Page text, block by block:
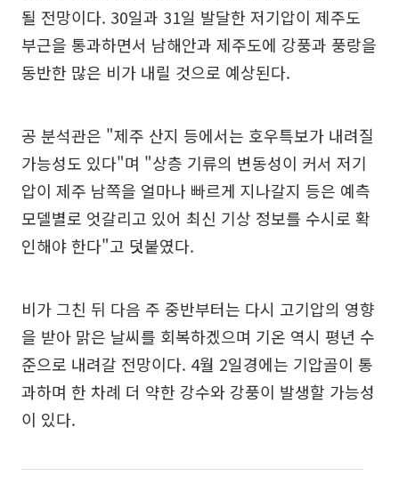
될 전망이다. 30일과 31일 발달한 저기압이 제주도
부근을 통과하면서 남해안과 제주도에 강풍과 풍랑을
동반한 많은 비가 내릴 것으로 예상된다.
공 분석관은 "제주 산지 등에서는 호우특보가 내려질
가능성도 있다"며 "상층 기류의 변동성이 커서 저기
압이 제주 남쪽을 얼마나 빠르게 지나갈지 등은 예측
모델별로 엇갈리고 있어 최신 기상 정보를 수시로 확
인해야 한다"고 덧붙였다.
비가 그친 뒤 다음 주 중반부터는 다시 고기압의 영향
을 받아 맑은 날씨를 회복하겠으며 기온 역시 평년 수
준으로 내려갈 전망이다. 4월 2일경에는 기압골이 통
과하며 한 차례 더 약한 강수와 강풍이 발생할 가능성
이 있다.